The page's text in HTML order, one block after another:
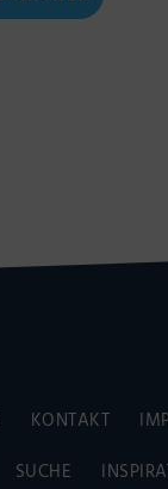
KONTAKT
SUCHE